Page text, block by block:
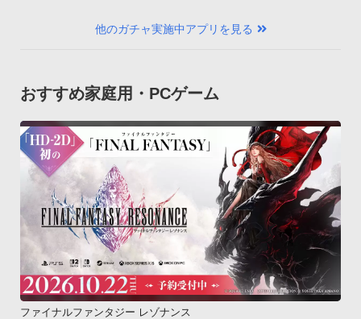
他のガチャ実施中アプリを見る
おすすめ家庭用・PCゲーム
ファイナルファンタジー レゾナンス